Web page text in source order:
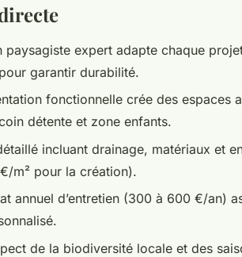
paysagiste expert adapte chaque
garantir durabilité.
fonctionnelle crée des espaces
détente et zone enfants.
incluant drainage, matériaux et
m² pour la création).
annuel d’entretien (300 à 600 €/an)
de la biodiversité locale et des